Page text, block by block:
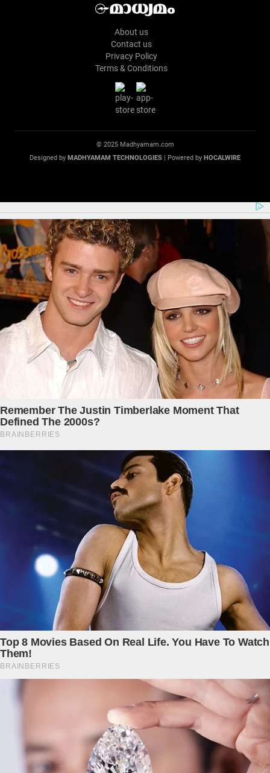
About us
Contact us
Privacy Policy
Terms & Conditions
© 2025 Madhyamam.com
Designed by MADHYAMAM TECHNOLOGIES | Powered by HOCALWIRE